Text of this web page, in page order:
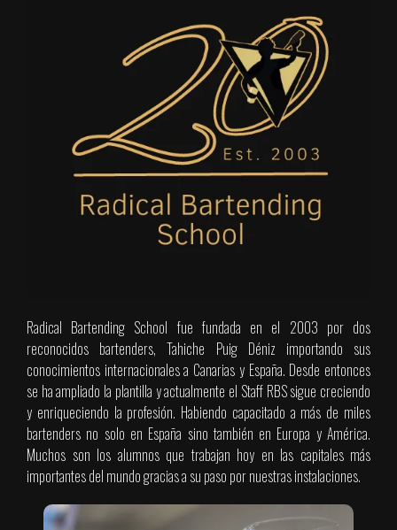
Radical Bartending School fue fundada en el 2003 por dos
reconocidos bartenders, Tahiche Puig Déniz importando sus
conocimientos internacionales a Canarias y España. Desde entonces
se ha ampliado la plantilla y actualmente el Staff RBS sigue creciendo
y enriqueciendo la profesión. Habiendo capacitado a más de miles
bartenders no solo en España sino también en Europa y América.
Muchos son los alumnos que trabajan hoy en las capitales más
importantes del mundo gracias a su paso por nuestras instalaciones.